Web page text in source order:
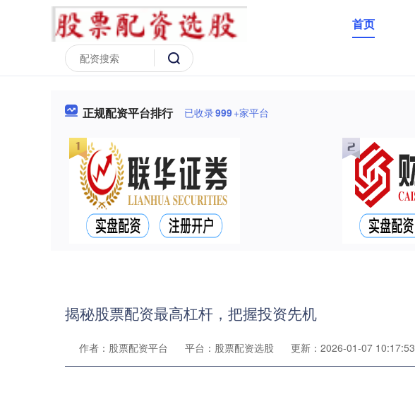
首页
正规配资平台排行 已收录999+家平台
揭秘股票配资最高杠杆，把握投资先机
作者：股票配资平台 平台：股票配资选股 更新：2026-01-07 10:17:53